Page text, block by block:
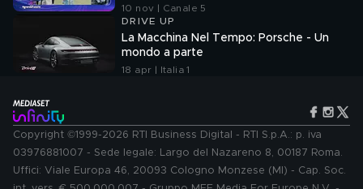
10 nov | Canale 5
DRIVE UP
La Macchina Nel Tempo: Porsche - Un
mondo a parte
18 apr | Italia 1
Copyright ©1999-2026 RTI Business Digital - RTI S.p.A.: p. iva
03976881007 - Sede legale: Largo del Nazareno 8, 00187 Roma.
Uffici: Viale Europa 46, 20093 Cologno Monzese (MI) - Cap. Soc.